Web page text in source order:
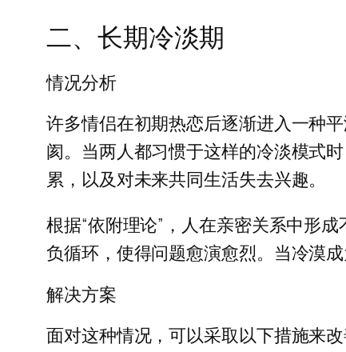
二、长期冷淡期
情况分析
许多情侣在初期热恋后逐渐进入一种
阂。当两人都习惯于这样的冷淡模式
累，以及对未来共同生活失去兴趣。
根据“依附理论”，人在亲密关系中形
负循环，使得问题愈演愈烈。当冷漠
解决方案
面对这种情况，可以采取以下措施来改